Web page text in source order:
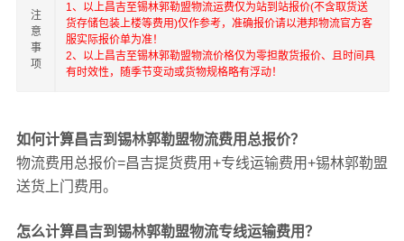
注
意
事
项
1、以上昌吉至锡林郭勒盟物流运费仅为站到站报价(不含取货送
货存储包装上楼等费用)仅作参考，准确报价请以港邦物流官方客
服实际报价单为准！
2、以上昌吉至锡林郭勒盟物流价格仅为零担散货报价、且时间具
有时效性，随季节变动或货物规格略有浮动！
如何计算昌吉到锡林郭勒盟物流费用总报价？
物流费用总报价=昌吉提货费用+专线运输费用+锡林郭勒盟
送货上门费用。
怎么计算昌吉到锡林郭勒盟物流专线运输费用？